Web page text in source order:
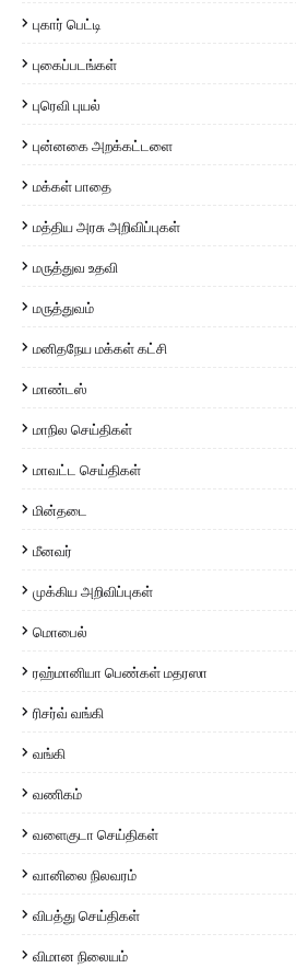
புகார் பெட்டி
புகைப்படங்கள்
புரெவி புயல்
புன்னகை அறக்கட்டளை
மக்கள் பாதை
மத்திய அரசு அறிவிப்புகள்
மருத்துவ உதவி
மருத்துவம்
மனிதநேய மக்கள் கட்சி
மாண்டஸ்
மாநில செய்திகள்
மாவட்ட செய்திகள்
மின்தடை
மீனவர்
முக்கிய அறிவிப்புகள்
மொபைல்
ரஹ்மானியா பெண்கள் மதரஸா
ரிசர்வ் வங்கி
வங்கி
வணிகம்
வளைகுடா செய்திகள்
வானிலை நிலவரம்
விபத்து செய்திகள்
விமான நிலையம்